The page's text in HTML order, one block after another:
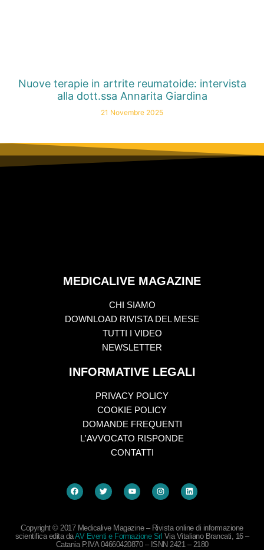
Nuove terapie in artrite reumatoide: intervista
alla dott.ssa Annarita Giardina
21 Novembre 2025
MEDICALIVE MAGAZINE
CHI SIAMO
DOWNLOAD RIVISTA DEL MESE
TUTTI I VIDEO
NEWSLETTER
INFORMATIVE LEGALI
PRIVACY POLICY
COOKIE POLICY
DOMANDE FREQUENTI
L'AVVOCATO RISPONDE
CONTATTI
Copyright © 2017 Medicalive Magazine – Rivista online di informazione
scientifica edita daAV Eventi e Formazione Srl Via Vitaliano Brancati, 16 –
Catania P.IVA 04660420870 – ISNN 2421 – 2180